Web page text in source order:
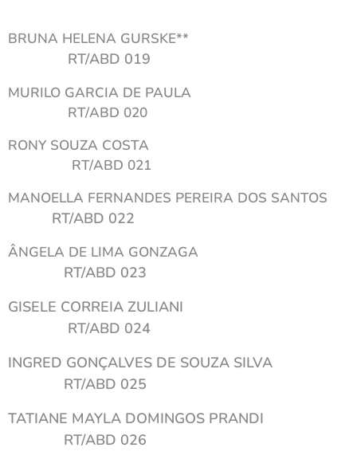
BRUNA HELENA GURSKE**
RT/ABD 019
MURILO GARCIA DE PAULA
RT/ABD 020
RONY SOUZA COSTA
RT/ABD 021
MANOELLA FERNANDES PEREIRA DOS SANTOS
RT/ABD 022
ÂNGELA DE LIMA GONZAGA
RT/ABD 023
GISELE CORREIA ZULIANI
RT/ABD 024
INGRED GONÇALVES DE SOUZA SILVA
RT/ABD 025
TATIANE MAYLA DOMINGOS PRANDI
RT/ABD 026